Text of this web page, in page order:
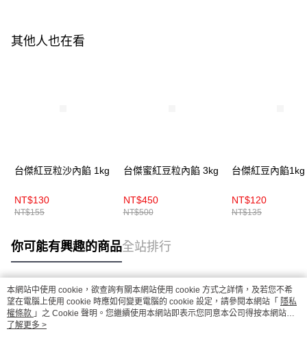
其他人也在看
台傑紅豆粒沙內餡 1kg
NT$130
NT$155
台傑蜜紅豆粒內餡 3kg
NT$450
NT$500
台傑紅豆內餡1kg
NT$120
NT$135
你可能有興趣的商品全站排行
熱門標籤
本網站中使用 cookie，欲查詢有關本網站使用 cookie 方式之詳情，及若您不希
望在電腦上使用 cookie 時應如何變更電腦的 cookie 設定，請參閱本網站「 隱私
權條款 」之 Cookie 聲明。您繼續使用本網站即表示您同意本公司得按本網站使
用條款之 Cookie 聲明使用 cookie。
了解更多 >